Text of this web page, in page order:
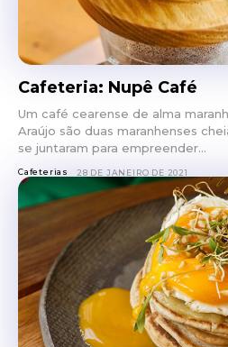
Cafeteria: Nupê Café
Um café cearense de alma maranhense Laura
Araújo são duas maranhenses
se juntaram para empreender...
Cafeterias 28 DE JANEIRO DE 2021